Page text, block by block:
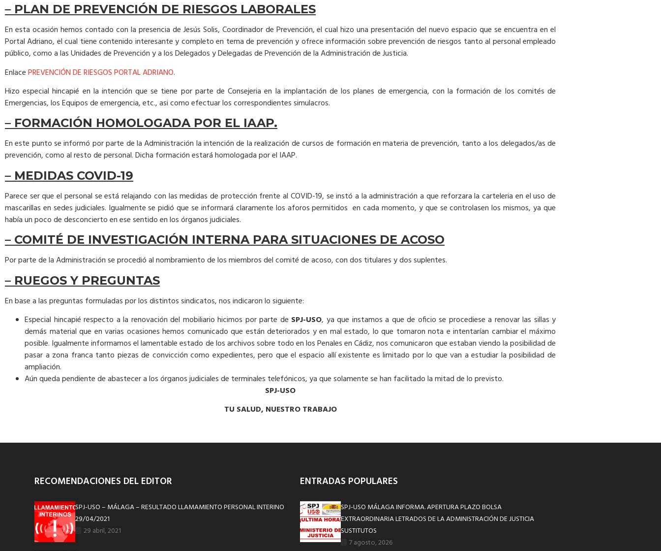
– PLAN DE PREVENCIÓN DE RIESGOS LABORALES
En esta ocasión hemos contado con la presencia de Jesús Solis, Coordinador de Prevención, el cual hizo una presentación del nuevo espacio que se encuentra en el
Portal Adriano, el cual tiene contenido interesante y completo en tema de prevención y ofrece información sobre prevención de riesgos tanto al personal empleado
público, como a las Unidades de Prevención y a los Delegados y Delegadas de Prevención de la Administración de Justicia.
EnlacePREVENCIÓN DE RIESGOS PORTAL ADRIANO.
Hizo especial hincapié en la intención que se tiene por parte de Consejeria en la implantación de los planes de emergencia, con la formación de los comités de
Emergencias, los Equipos de emergencia, etc., asi como efectuar los correspondientes simulacros.
– FORMACIÓN HOMOLOGADA POR EL IAAP.
En este punto se informó por parte de la Administración la intención de la realización de cursos de formación en materia de prevención, tanto a los delegados/as de
prevención, como al resto de personal. Dicha formación estará homologada por el IAAP.
– MEDIDAS COVID-19
Parece ser que el personal se está relajando con las medidas de protección frente al COVID-19, se instó a la administración a que reforzara la carteleria en el uso de
mascarillas en sedes judiciales. Igualmente se pidió que se informará claramente los aforos permitidos en cada momento, y que se controlasen los mismos, ya que
había un poco de desconcierto en ese sentido en los órganos judiciales.
– COMITÉ DE INVESTIGACIÓN INTERNA PARA SITUACIONES DE ACOSO
Por parte de la Administración se procedió al nombramiento de los miembros del comité de acoso, con dos titulares y dos suplentes.
– RUEGOS Y PREGUNTAS
En base a las preguntas formuladas por los distintos sindicatos, nos indicaron lo siguiente:
Especial hincapié respecto a la renovación del mobiliario hicimos por parte de SPJ-USO, ya que instamos a que de oficio se procediese a renovar las sillas y
demás material que en varias ocasiones hemos comunicado que están deteriorados y en mal estado, lo que tomaron nota e intentarían cambiar el máximo
posible. Igualmente informamos el lamentable estado de los archivos sobre todo en los Penales en Cádiz, nos comunicaron que estaban viendo la posibilidad de
pasar a zona franca tanto piezas de convicción como expedientes, pero que el espacio allí existente es limitado por lo que van a estudiar la posibilidad de
ampliación.
Aún queda pendiente de abastecer a los órganos judiciales de terminales telefónicos, ya que solamente se han facilitado la mitad de lo previsto.
SPJ-USO
TU SALUD, NUESTRO TRABAJO
RECOMENDACIONES DEL EDITOR
SPJ-USO – MÁLAGA – RESULTADO LLAMAMIENTO PERSONAL INTERINO
29/04/2021
29 abril, 2021
ENTRADAS POPULARES
SPJ-USO MÁLAGA INFORMA. APERTURA PLAZO BOLSA
EXTRAORDINARIA LETRADOS DE LA ADMINISTRACIÓN DE JUSTICIA
SUSTITUTOS
7 agosto, 2026